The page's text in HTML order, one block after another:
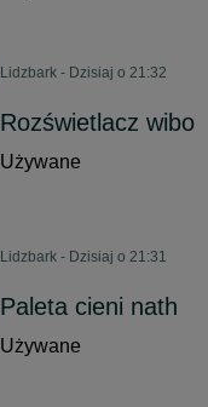
Lidzbark - Dzisiaj o 21:32
Rozświetlacz wibo
Używane
Lidzbark - Dzisiaj o 21:31
Paleta cieni nath
Używane